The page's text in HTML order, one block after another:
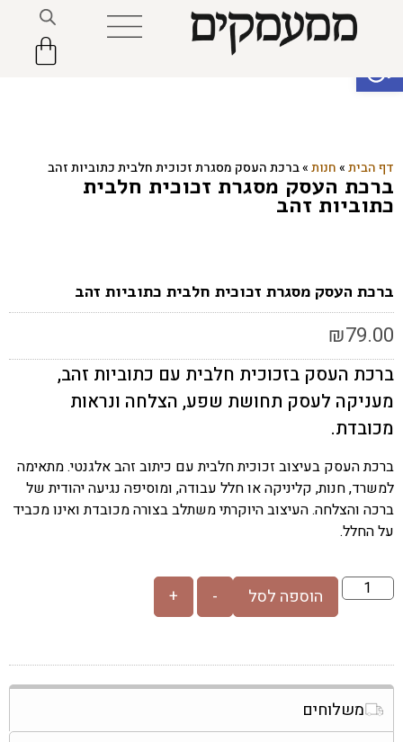
פתח סרגל נגישות
דף הבית»חנות»ברכת העסק מסגרת זכוכית חלבית כתוביות זהב
ברכת העסק מסגרת זכוכית חלבית
כתוביות זהב
ברכת העסק מסגרת זכוכית חלבית כתוביות זהב
₪79.00
ברכת העסק בזכוכית חלבית עם כתוביות זהב,
מעניקה לעסק תחושת שפע, הצלחה ונראות
מכובדת.
ברכת העסק בעיצוב זכוכית חלבית עם כיתוב זהב אלגנטי. מתאימה
למשרד, חנות, קליניקה או חלל עבודה, ומוסיפה נגיעה יהודית של
ברכה והצלחה. העיצוב היוקרתי משתלב בצורה מכובדת ואינו מכביד
על החלל.
-
+ הוספה לסל
משלוחים